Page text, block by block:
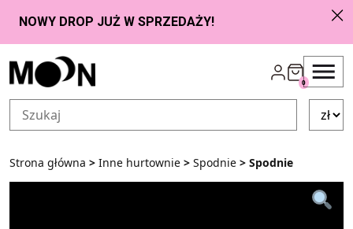
Przejdź do zawartości
0
Strona główna > Inne hurtownie > Spodnie > Spodnie